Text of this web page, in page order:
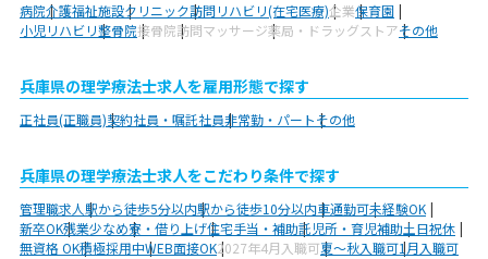
病院介護福祉施設クリニック訪問リハビリ(在宅医療)企業保育園
小児リハビリ整骨院接骨院訪問マッサージ薬局・ドラッグストアその他
兵庫県の理学療法士求人を雇用形態で探す
正社員(正職員)契約社員・嘱託社員非常勤・パートその他
兵庫県の理学療法士求人をこだわり条件で探す
管理職求人駅から徒歩5分以内駅から徒歩10分以内車通勤可未経験OK
新卒OK残業少なめ寮・借り上げ住宅手当・補助託児所・育児補助土日祝休
無資格 OK積極採用中WEB面接OK2027年4月入職可夏～秋入職可1月入職可